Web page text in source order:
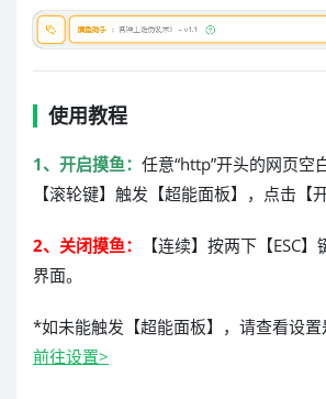
使用教程
1、开启摸鱼： 任意“http”开头的网页空
【滚轮键】触发【超能面板】，点击【
2、关闭摸鱼：
【连续】按两下【ESC
界面。
*如未能触发【超能面板】，请查看设置
前往设置>